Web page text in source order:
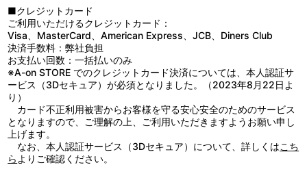
◆ブックレット（20P）
のジーン」の異名をもつ、組織きっての食えない男。飄々とタバコ
を燻らせながら、13区を廻り不正がないか視察を行っている。そん
なジーンを見つめる視線、不穏な噂と――おやつの時間。
ジーンの平和な日常は、ゆっくりと世界の陰謀に巻き込まれてい
く！
美術：吉田純子／宣伝写真：宮坂浩見／広報宣伝：松重香里／票券
協力：サンライズプロモーション東京／制作：ネルケプランニング
（森 春花、酒井杏菜、岩見理絵、高橋由美）／プロデューサー：荒
木田由紀、世羅田あゆみ／主催：舞台ACCA製作委員会
ラ：前田隆太朗／グロッシュラー：鈴木省吾／リーリウム：今村ね
ずみ／アンサンブル：文、秉泰・Ibu／ロッタ（声の出演）：悠木
碧
■クレジットカード
ご利用いただけるクレジットカード：
Visa、MasterCard、American Express、JCB、Diners Club
決済手数料：弊社負担
お支払い回数：一括払いのみ
※A-on STORE でのクレジットカード決済については、本人認証サ
ービス（3Dセキュア）が必須となりました。（2023年8月22日よ
り）
カード不正利用被害からお客様を守る安心安全のためのサービス
となりますので、ご理解の上、ご利用いただきますようお願い申し
上げます。
なお、本人認証サービス（3Dセキュア）について、詳しくはこち
ら よりご確認ください。